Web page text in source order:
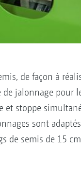
de façon à
jalonnage pour
et stoppe
sont
de semis de 15